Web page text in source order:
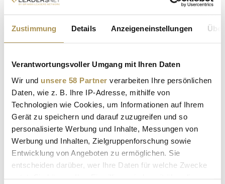
Zustimmung Details Anzeigeneinstellungen
Verantwortungsvoller Umgang mit Ihren Daten
Wir und unsere 58 Partner verarbeiten Ihre persönlichen
Daten, wie z. B. Ihre IP-Adresse, mithilfe von
Technologien wie Cookies, um Informationen auf Ihrem
Gerät zu speichern und darauf zuzugreifen und so
personalisierte Werbung und Inhalte, Messungen von
Werbung und Inhalten, Zielgruppenforschung sowie
Entwicklung von Angeboten zu ermöglichen. Sie
entscheiden darüber, wer Ihre Daten für welche Zwecke